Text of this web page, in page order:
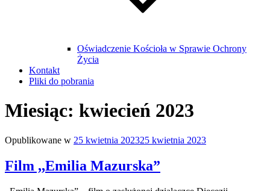
Oświadczenie Kościoła w Sprawie Ochrony
Życia
Kontakt
Pliki do pobrania
Miesiąc: kwiecień 2023
Opublikowane w 25 kwietnia 202325 kwietnia 2023
Film ,,Emilia Mazurska”